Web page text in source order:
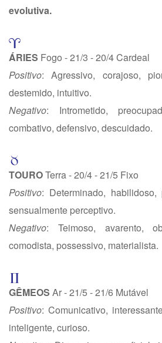
evolutiva.
ÁRIES Fogo - 21/3 - 20/4 Cardeal
Positivo: Agressivo, corajoso,
destemido, intuitivo.
Negativo: Intrometido,
combativo, defensivo, descuidado.
TOUROTerra - 20/4 - 21/5 Fixo
Positivo: Determinado, habilidoso,
sensualmente perceptivo.
Negativo: Teimoso, avarento,
comodista, possessivo, materialista.
GÊMEOS Ar - 21/5 - 21/6 Mutável
Positivo: Comunicativo,
inteligente, curioso.